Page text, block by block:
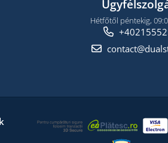
Hétfőtől péntekig,